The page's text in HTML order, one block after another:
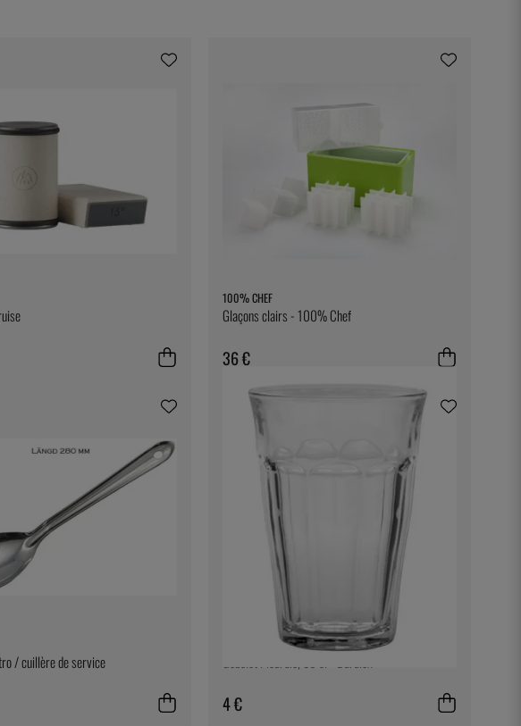
100% CHEF
Glaçons clairs - 100% Chef
36 €
/ cuillère de service
4 €